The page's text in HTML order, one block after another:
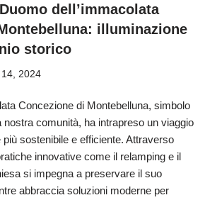
dell’immacolata
illuminazione
storico
2024
Concezione di Montebelluna, simbolo
nostra comunità, ha intrapreso un viaggio
più sostenibile e efficiente. Attraverso
innovative come il relamping e il
si impegna a preservare il suo
abbraccia soluzioni moderne per